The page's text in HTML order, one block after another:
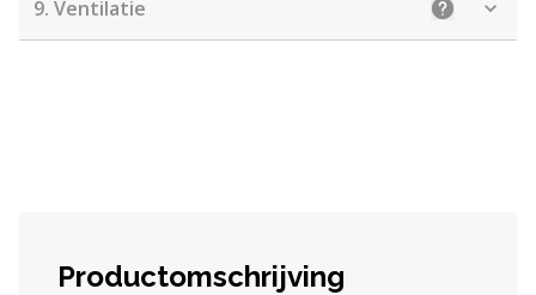
9. Ventilatie Uitleg:
Productomschrijving